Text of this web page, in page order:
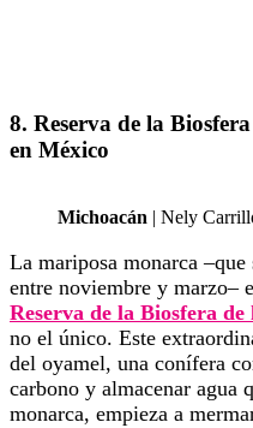
8. Reserva de la
en México
Michoacán | Nely
La mariposa monarca
entre noviembre y marzo–
Reserva de la Biosfera
no el único. Este
del oyamel, una conífera
carbono y almacenar agua
monarca, empieza a